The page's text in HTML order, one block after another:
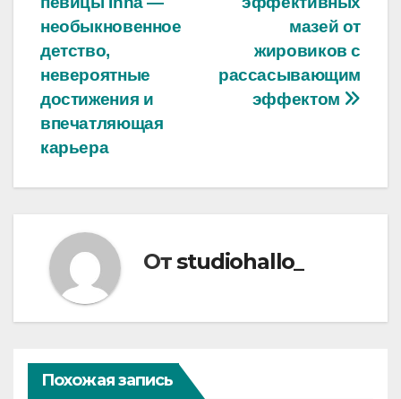
по
записям
мазей от
жировиков с
рассасывающим
эффектом
необыкновенное
детство,
невероятные
достижения и
впечатляющая
карьера
Отstudiohallo_
Похожая запись